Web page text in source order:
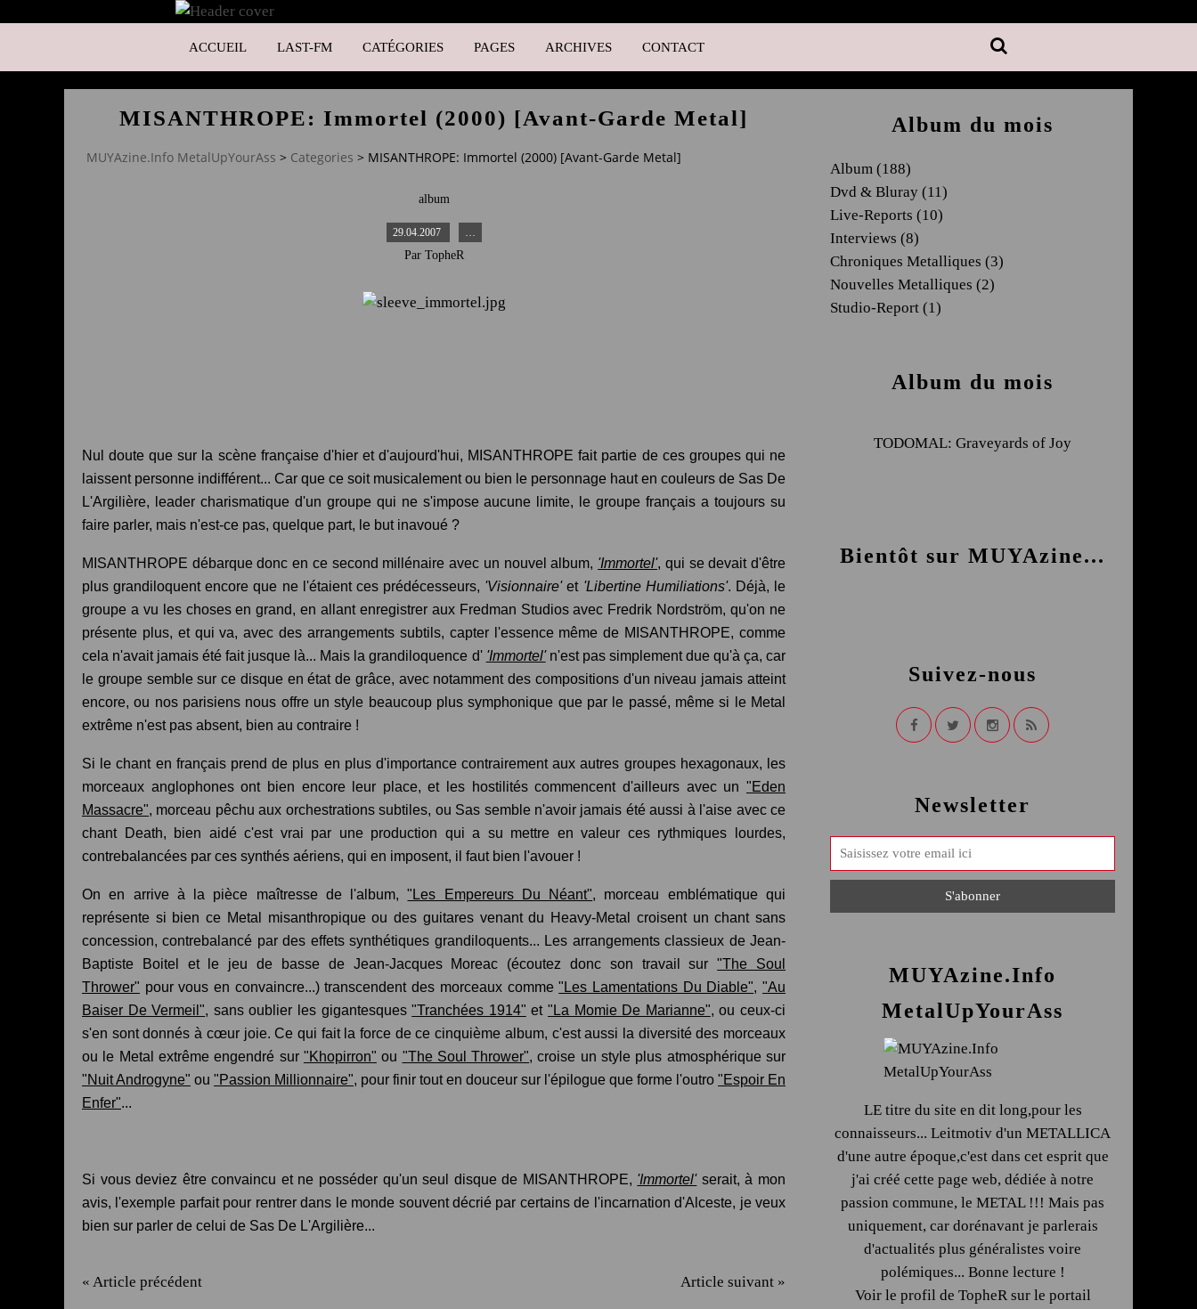
ACCUEIL LAST-FM CATÉGORIES PAGES ARCHIVES CONTACT
MISANTHROPE: Immortel (2000) [Avant-Garde Metal]
MUYAzine.Info MetalUpYourAss > Categories > MISANTHROPE: Immortel (2000) [Avant-Garde Metal]
album
29.04.2007
Par TopheR
Nul doute que sur la scène française d'hier et d'aujourd'hui, MISANTHROPE fait partie de ces groupes qui ne
laissent personne indifférent... Car que ce soit musicalement ou bien le personnage haut en couleurs de Sas De
L'Argilière, leader charismatique d'un groupe qui ne s'impose aucune limite, le groupe français a toujours su
faire parler, mais n'est-ce pas, quelque part, le but inavoué ?
MISANTHROPE débarque donc en ce second millénaire avec un nouvel album, 'Immortel', qui se devait d'être
plus grandiloquent encore que ne l'étaient ces prédécesseurs, 'Visionnaire'et 'Libertine Humiliations'. Déjà, le
groupe a vu les choses en grand, en allant enregistrer aux Fredman Studios avec Fredrik Nordström, qu'on ne
présente plus, et qui va, avec des arrangements subtils, capter l'essence même de MISANTHROPE, comme
cela n'avait jamais été fait jusque là... Mais la grandiloquence d' 'Immortel'n'est pas simplement due qu'à ça, car
le groupe semble sur ce disque en état de grâce, avec notamment des compositions d'un niveau jamais atteint
encore, ou nos parisiens nous offre un style beaucoup plus symphonique que par le passé, même si le Metal
extrême n'est pas absent, bien au contraire !
Si le chant en français prend de plus en plus d'importance contrairement aux autres groupes hexagonaux, les
morceaux anglophones ont bien encore leur place, et les hostilités commencent d'ailleurs avec un "Eden
Massacre", morceau pêchu aux orchestrations subtiles, ou Sas semble n'avoir jamais été aussi à l'aise avec ce
chant Death, bien aidé c'est vrai par une production qui a su mettre en valeur ces rythmiques lourdes,
contrebalancées par ces synthés aériens, qui en imposent, il faut bien l'avouer !
On en arrive à la pièce maîtresse de l'album,"Les Empereurs Du Néant", morceau emblématique qui
représente si bien ce Metal misanthropique ou des guitares venant du Heavy-Metal croisent un chant sans
concession, contrebalancé par des effets synthétiques grandiloquents... Les arrangements classieux de Jean-
Baptiste Boitel et le jeu de basse de Jean-Jacques Moreac (écoutez donc son travail sur"The Soul
Thrower" pour vous en convaincre...) transcendent des morceaux comme"Les Lamentations Du Diable","Au
Baiser De Vermeil", sans oublier les gigantesques"Tranchées 1914" et"La Momie De Marianne", ou ceux-ci
s'en sont donnés à cœur joie. Ce qui fait la force de ce cinquième album, c'est aussi la diversité des morceaux
ou le Metal extrême engendré sur "Khopirron" ou "The Soul Thrower", croise un style plus atmosphérique sur
"Nuit Androgyne" ou "Passion Millionnaire", pour finir tout en douceur sur l'épilogue que forme l'outro "Espoir En
Enfer"...
Si vous deviez être convaincu et ne posséder qu'un seul disque de MISANTHROPE, 'Immortel'serait, à mon
avis, l'exemple parfait pour rentrer dans le monde souvent décrié par certains de l'incarnation d'Alceste, je veux
bien sur parler de celui de Sas De L'Argilière...
« Article précédent Article suivant »
Newsletter
Album du mois
Album (188)
Dvd & Bluray (11)
Live-Reports (10)
Interviews (8)
Chroniques Metalliques (3)
Nouvelles Metalliques (2)
Studio-Report (1)
MUYAzine.Info
MetalUpYourAss
LE titre du site en dit long,pour les
connaisseurs... Leitmotiv d'un METALLICA
d'une autre époque,c'est dans cet esprit que
j'ai créé cette page web, dédiée à notre
passion commune, le METAL !!! Mais pas
uniquement, car dorénavant je parlerais
d'actualités plus généralistes voire
polémiques... Bonne lecture !
Voir le profil de TopheRsur le portail
Suivez-nous
Album du mois
TODOMAL: Graveyards of Joy
Bientôt sur MUYAzine...